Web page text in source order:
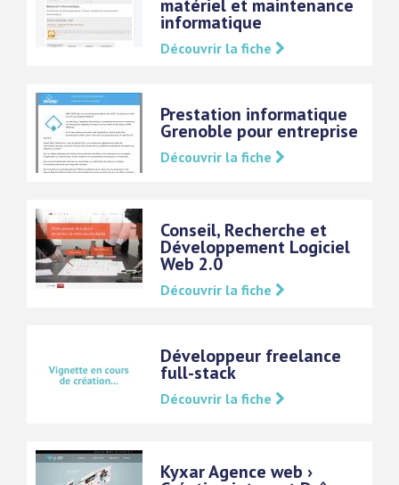
matériel et maintenance
informatique
Découvrir la fiche
Prestation informatique
Grenoble pour entreprise
Découvrir la fiche
Conseil, Recherche et
Développement Logiciel
Web 2.0
Découvrir la fiche
Développeur freelance
full-stack
Découvrir la fiche
Kyxar Agence web ›